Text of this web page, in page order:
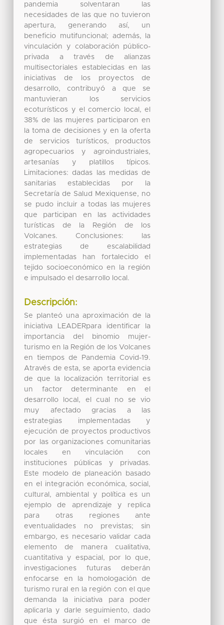
pandemia solventaran las
necesidades de las que no tuvieron
apertura, generando así, un
beneficio mutifuncional; además, la
vinculación y colaboración público-
privada a través de alianzas
multisectoriales establecidas en las
iniciativas de los proyectos de
desarrollo, contribuyó a que se
mantuvieran los servicios
ecoturísticos y el comercio local, el
38% de las mujeres participaron en
la toma de decisiones y en la oferta
de servicios turísticos, productos
agropecuarios y agroindustriales,
artesanías y platillos típicos.
Limitaciones: dadas las medidas de
sanitarias establecidas por la
Secretaría de Salud Mexiquense, no
se pudo incluir a todas las mujeres
que participan en las actividades
turísticas de la Región de los
Volcanes. Conclusiones: las
estrategias de escalabilidad
implementadas han fortalecido el
tejido socioeconómico en la región
e impulsado el desarrollo local.
Descripción:
Se planteó una aproximación de la
iniciativa LEADERpara identificar la
importancia del binomio mujer-
turismo en la Región de los Volcanes
en tiempos de Pandemia Covid-19.
Através de esta, se aporta evidencia
de que la localización territorial es
un factor determinante en el
desarrollo local, el cual no se vio
muy afectado gracias a las
estrategias implementadas y
ejecución de proyectos productivos
por las organizaciones comunitarias
locales en vinculación con
instituciones públicas y privadas.
Este modelo de planeación basado
en el integración económica, social,
cultural, ambiental y política es un
ejemplo de aprendizaje y replica
para otras regiones ante
eventualidades no previstas; sin
embargo, es necesario validar cada
elemento de manera cualitativa,
cuantitativa y espacial, por lo que,
investigaciones futuras deberán
enfocarse en la homologación de
turismo rural en la región con el que
demanda la iniciativa para poder
aplicarla y darle seguimiento, dado
que ésta surgió en el marco de